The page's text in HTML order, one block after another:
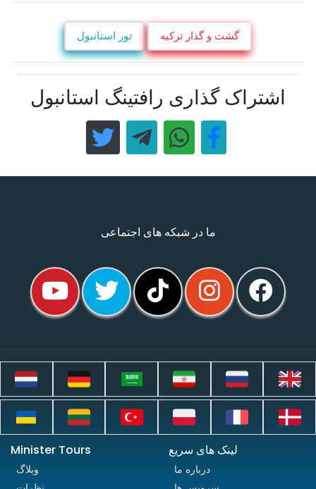
گشت و گذار ترکیه تور استانبول
اشتراک گذاری رافتینگ استانبول
ما در شبکه های اجتماعی
لینک های سریع
درباره ما
Minister Tours
وبلاگ